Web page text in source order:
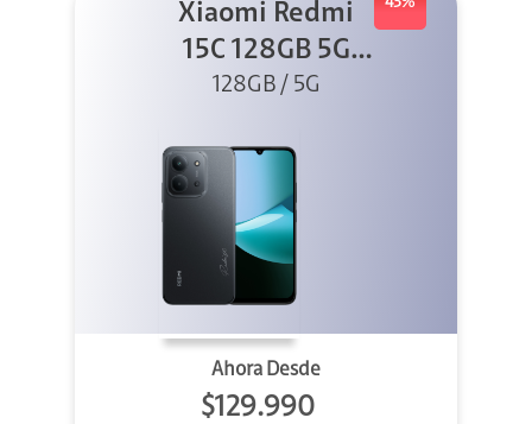
43%
Xiaomi Redmi
15C 128GB 5G
Negro
128GB / 5G
Ahora Desde
$129.990